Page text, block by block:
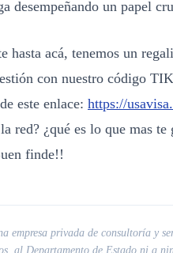
desempeñando un papel
hasta acá, tenemos un
con nuestro código
este enlace: https://
red? ¿qué es lo que mas
finde!!
empresa privada de consultoría y
al Departamento de Estado ni a